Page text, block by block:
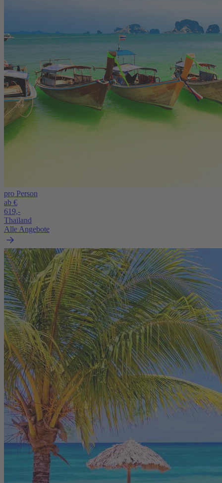
pro Person
ab €
619,-
Thailand
Alle Angebote